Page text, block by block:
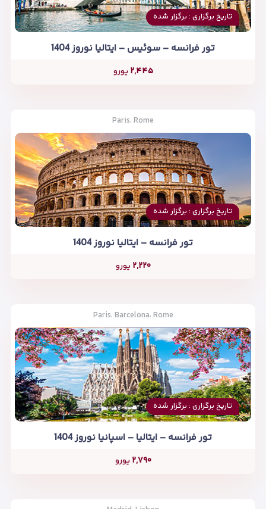
تاریخ برگزاری : برگزار شده
تور فرانسه – سوئیس – ایتالیا نوروز 1404
۲,۴۴۵ یورو
Paris، Rome
تاریخ برگزاری : برگزار شده
تور فرانسه – ایتالیا نوروز 1404
۲,۲۲۰ یورو
Paris، Barcelona، Rome
تاریخ برگزاری : برگزار شده
تور فرانسه – ایتالیا – اسپانیا نوروز 1404
۲,۷۹۰ یورو